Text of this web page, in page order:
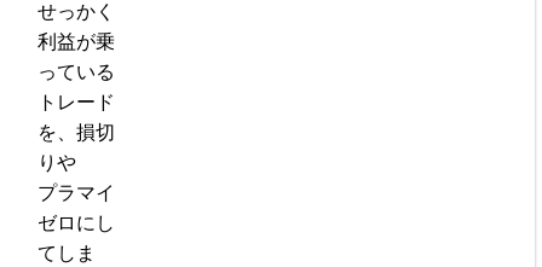
せっかく
利益が乗
っている
トレード
を、損切
りや
プラマイ
ゼロにし
てしま